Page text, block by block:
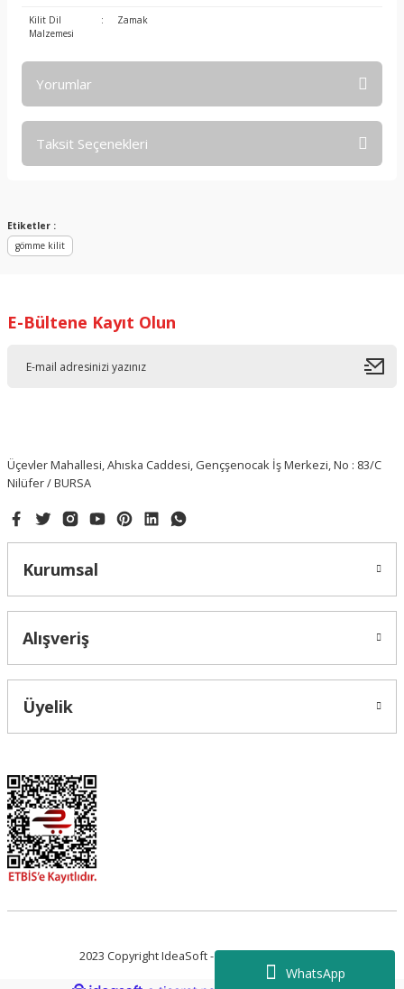
WhatsApp
Kilit Dil
Malzemesi
: Zamak
Yorumlar
Taksit Seçenekleri
Etiketler :
gömme kilit
E-Bültene Kayıt Olun
Üçevler Mahallesi, Ahıska Caddesi, Gençşenocak İş Merkezi, No : 83/C
Nilüfer / BURSA
Kurumsal
Alışveriş
Üyelik
2023 Copyright IdeaSoft - Tüm Hakları Saklıdır.